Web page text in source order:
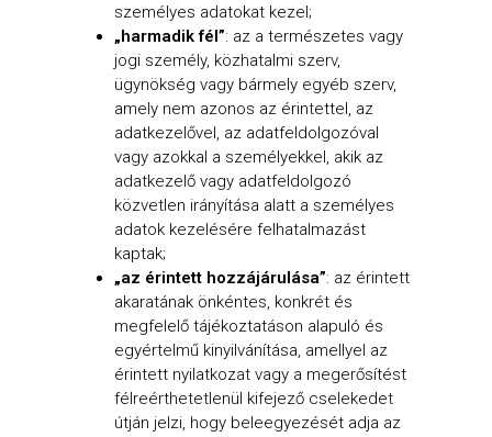
személyes adatokat kezel;
„harmadik fél”: az a természetes vagy
jogi személy, közhatalmi szerv,
ügynökség vagy bármely egyéb szerv,
amely nem azonos az érintettel, az
adatkezelővel, az adatfeldolgozóval
vagy azokkal a személyekkel, akik az
adatkezelő vagy adatfeldolgozó
közvetlen irányítása alatt a személyes
adatok kezelésére felhatalmazást
kaptak;
„az érintett hozzájárulása”: az érintett
akaratának önkéntes, konkrét és
megfelelő tájékoztatáson alapuló és
egyértelmű kinyilvánítása, amellyel az
érintett nyilatkozat vagy a megerősítést
félreérthetetlenül kifejező cselekedet
útján jelzi, hogy beleegyezését adja az